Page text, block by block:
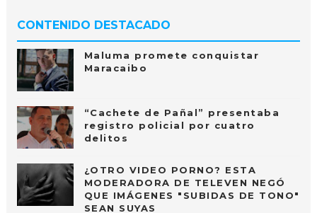
CONTENIDO DESTACADO
Maluma promete conquistar
Maracaibo
“Cachete de Pañal” presentaba
registro policial por cuatro
delitos
¿OTRO VIDEO PORNO? ESTA
MODERADORA DE TELEVEN NEGÓ
QUE IMÁGENES "SUBIDAS DE TONO"
SEAN SUYAS